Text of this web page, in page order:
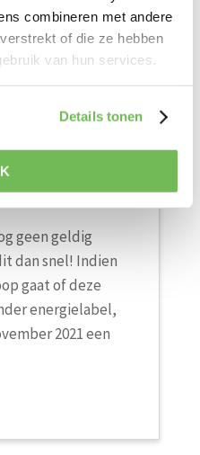
combineren met andere
of die ze hebben
van hun services.
Details tonen
boetes
geen geldig
dan snel! Indien
gaat of deze
energielabel,
2021 een